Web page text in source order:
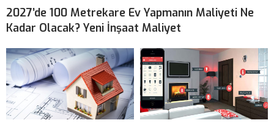
2027’de 100 Metrekare Ev Yapmanın Maliyeti Ne
Kadar Olacak? Yeni İnşaat Maliyet